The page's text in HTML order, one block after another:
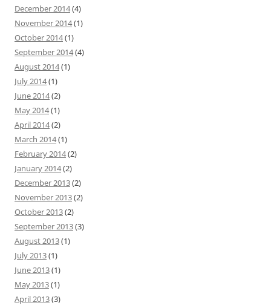
December 2014(4)
November 2014(1)
October 2014(1)
September 2014(4)
August 2014(1)
July 2014(1)
June 2014(2)
May 2014(1)
April 2014(2)
March 2014(1)
February 2014(2)
January 2014(2)
December 2013(2)
November 2013(2)
October 2013(2)
September 2013(3)
August 2013(1)
July 2013(1)
June 2013(1)
May 2013(1)
April 2013(3)